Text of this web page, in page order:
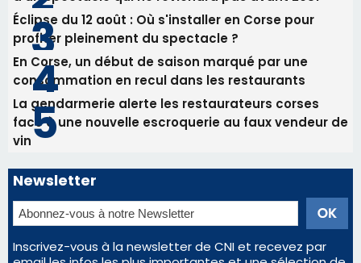
Newsletter
Inscrivez-vous à la newsletter de CNI et recevez par
email les infos les plus importantes et une sélection de
nos meilleurs articles
Régie publicitaire